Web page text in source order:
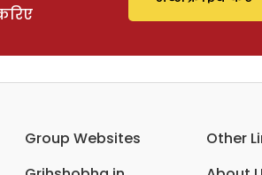
Group Websites
Other